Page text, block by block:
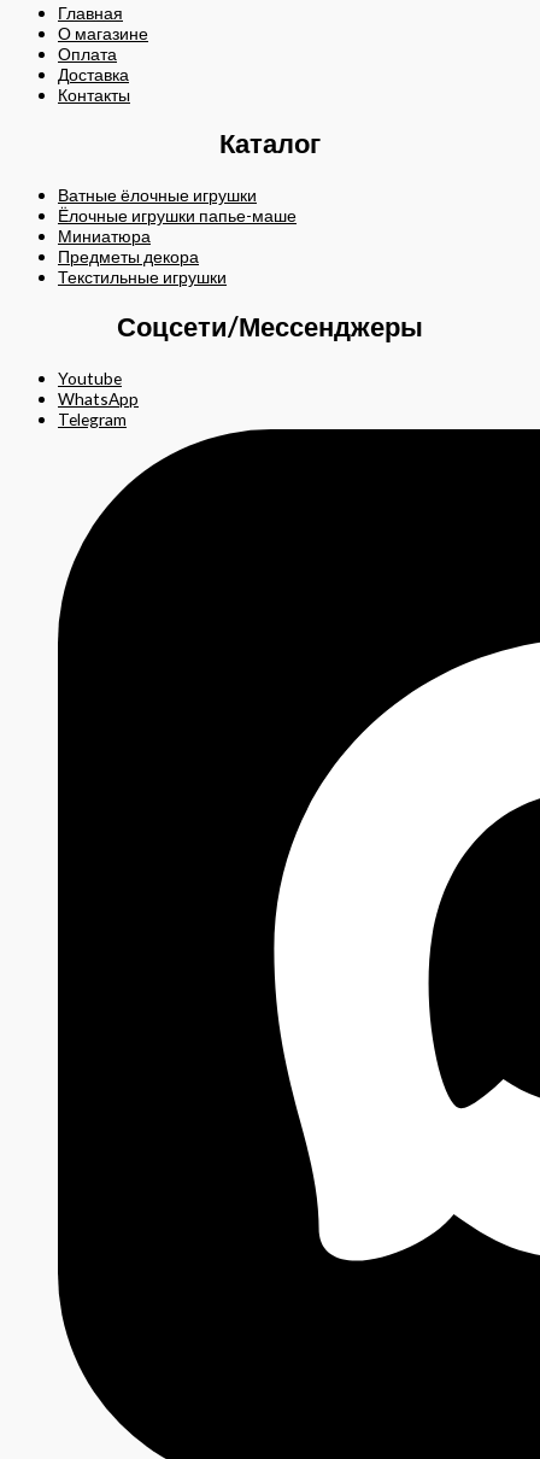
Главная
О магазине
Оплата
Доставка
Контакты
Каталог
Ватные ёлочные игрушки
Ёлочные игрушки папье-маше
Миниатюра
Предметы декора
Текстильные игрушки
Соцсети/Мессенджеры
Youtube
WhatsApp
Telegram